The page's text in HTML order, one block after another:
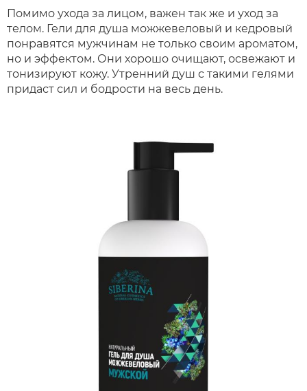
Помимо ухода за лицом, важен так же и уход за
телом. Гели для душа можжевеловый и кедровый
понравятся мужчинам не только своим ароматом,
но и эффектом. Они хорошо очищают, освежают и
тонизируют кожу. Утренний душ с такими гелями
придаст сил и бодрости на весь день.